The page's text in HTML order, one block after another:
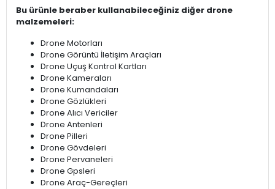
Bu ürünle beraber kullanabileceğiniz diğer drone
malzemeleri:
Drone Motorları
Drone Görüntü İletişim Araçları
Drone Uçuş Kontrol Kartları
Drone Kameraları
Drone Kumandaları
Drone Gözlükleri
Drone Alıcı Vericiler
Drone Antenleri
Drone Pilleri
Drone Gövdeleri
Drone Pervaneleri
Drone Gpsleri
Drone Araç-Gereçleri